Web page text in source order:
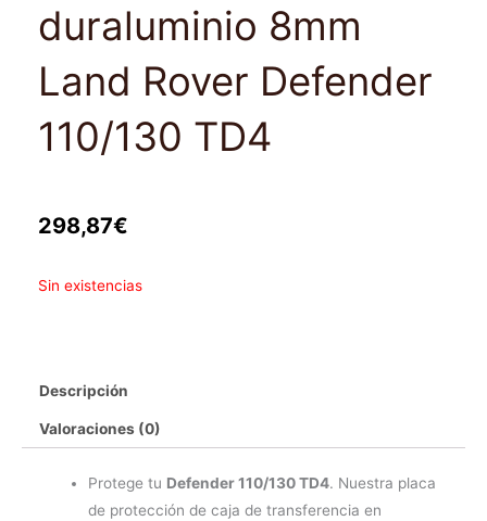
duraluminio 8mm
Land Rover Defender
110/130 TD4
298,87€
Sin existencias
Descripción
Valoraciones (0)
Protege tu Defender 110/130 TD4. Nuestra placa
de protección de caja de transferencia en